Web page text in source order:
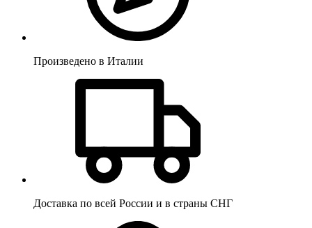
Произведено в Италии
Доставка по всей России и в страны СНГ